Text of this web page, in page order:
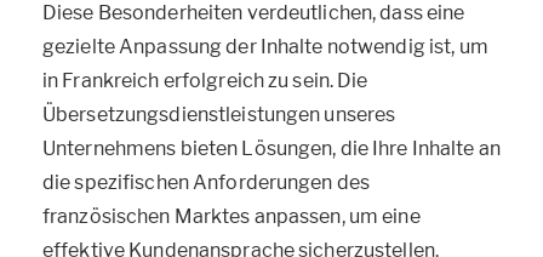
Diese Besonderheiten verdeutlichen, dass eine
gezielte Anpassung der Inhalte notwendig ist, um
in Frankreich erfolgreich zu sein. Die
Übersetzungsdienstleistungen unseres
Unternehmens bieten Lösungen, die Ihre Inhalte an
die spezifischen Anforderungen des
französischen Marktes anpassen, um eine
effektive Kundenansprache sicherzustellen.